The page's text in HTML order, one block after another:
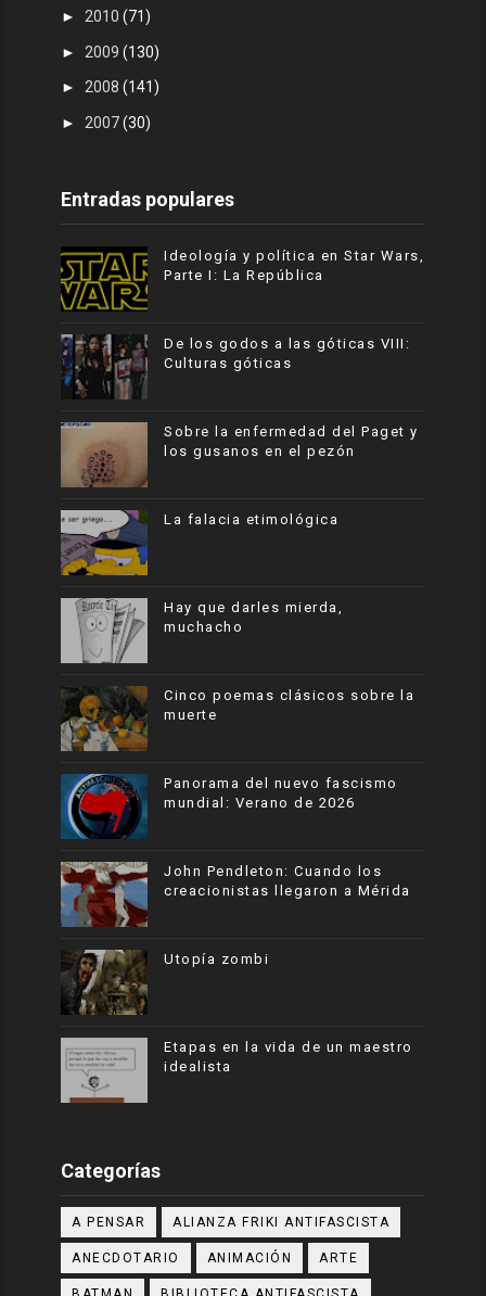
►2010(71)
► 2009(130)
►2008(141)
► 2007(30)
Entradas populares
Ideología y política en Star Wars,
Parte I: La República
De los godos a las góticas VIII:
Culturas góticas
Sobre la enfermedad del Paget y
los gusanos en el pezón
La falacia etimológica
Hay que darles mierda,
muchacho
Cinco poemas clásicos sobre la
muerte
Panorama del nuevo fascismo
mundial: Verano de 2026
John Pendleton: Cuando los
creacionistas llegaron a Mérida
Utopía zombi
Etapas en la vida de un maestro
idealista
Categorías
A PENSAR ALIANZA FRIKI ANTIFASCISTA
ANECDOTARIO ANIMACIÓN ARTE